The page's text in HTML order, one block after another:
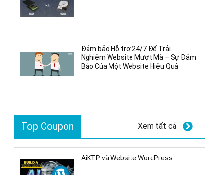
Đảm bảo Hỗ trợ 24/7 Để Trải
Nghiệm Website Mượt Mà – Sự Đảm
Bảo Của Một Website Hiệu Quả
Top Coupon Xem tất cả
AiKTP và Website WordPress